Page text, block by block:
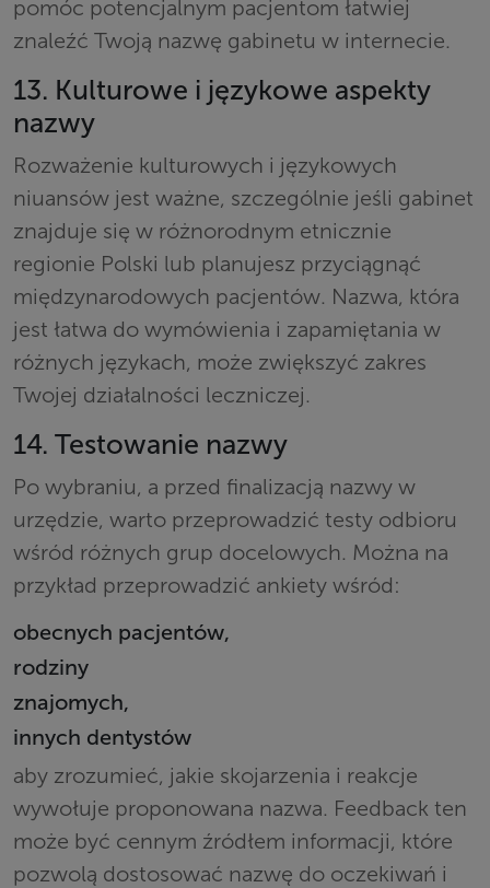
pomóc potencjalnym pacjentom łatwiej
znaleźć Twoją nazwę gabinetu w internecie.
13. Kulturowe i językowe aspekty
nazwy
Rozważenie kulturowych i językowych
niuansów jest ważne, szczególnie jeśli gabinet
znajduje się w różnorodnym etnicznie
regionie Polski lub planujesz przyciągnąć
międzynarodowych pacjentów. Nazwa, która
jest łatwa do wymówienia i zapamiętania w
różnych językach, może zwiększyć zakres
Twojej działalności leczniczej.
14. Testowanie nazwy
Po wybraniu, a przed finalizacją nazwy w
urzędzie, warto przeprowadzić testy odbioru
wśród różnych grup docelowych. Można na
przykład przeprowadzić ankiety wśród:
obecnych pacjentów,
rodziny
znajomych,
innych dentystów
aby zrozumieć, jakie skojarzenia i reakcje
wywołuje proponowana nazwa. Feedback ten
może być cennym źródłem informacji, które
pozwolą dostosować nazwę do oczekiwań i